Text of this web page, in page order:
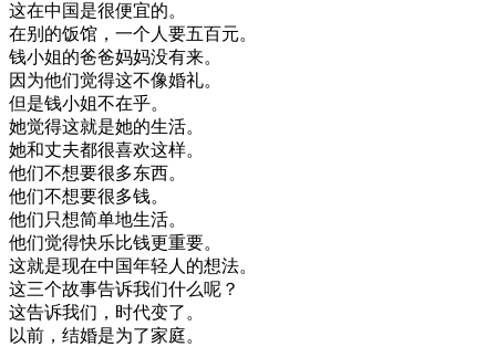
这在中国是很便宜的。
在别的饭馆 ， 一个人要五百元。
钱小姐的爸爸妈妈没有来。
因为他们觉得这不像婚礼。
但是钱小姐不在乎。
她觉得这就是她的生活。
她和丈夫都很喜欢这样。
他们不想要很多东西。
他们不想要很多钱。
他们只想简单地生活。
他们觉得快乐比钱更重要。
这就是现在中国年轻人的想法。
这三个故事告诉我们什么呢 ？
这告诉我们 ， 时代变了。
以前 ， 结婚是为了家庭。